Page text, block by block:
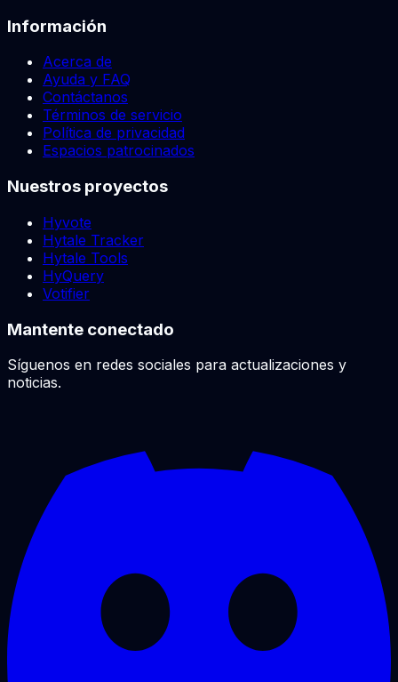
Información
Acerca de
Ayuda y FAQ
Contáctanos
Términos de servicio
Política de privacidad
Espacios patrocinados
Nuestros proyectos
Hyvote
Hytale Tracker
Hytale Tools
HyQuery
Votifier
Mantente conectado
Síguenos en redes sociales para actualizaciones y
noticias.